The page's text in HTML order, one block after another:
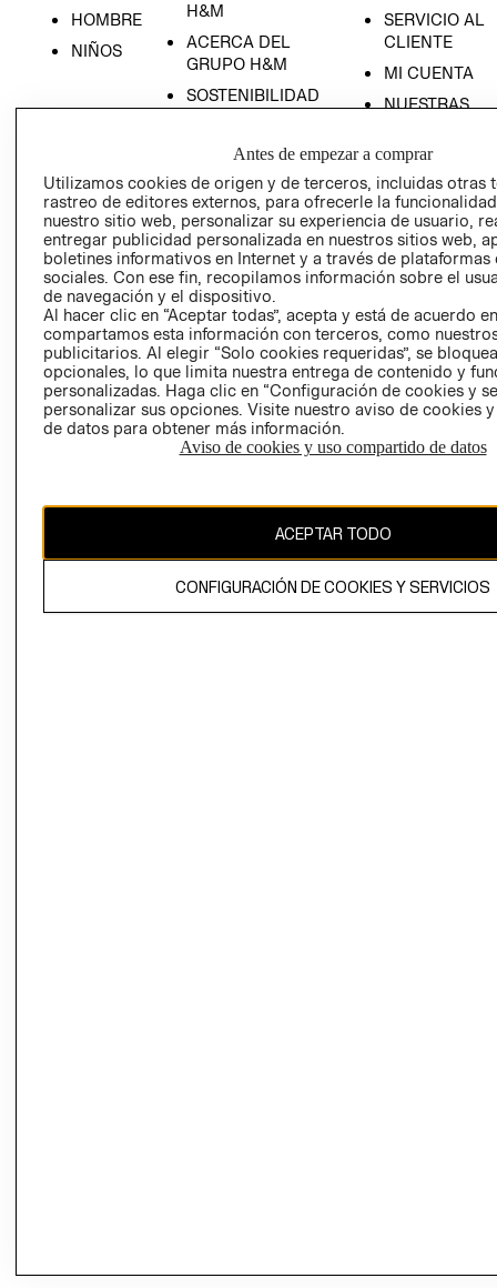
HOMBRE
NIÑOS
H&M
ACERCA DEL
GRUPO H&M
SOSTENIBILIDAD
RELACIÓN CON
INVERSONISTAS
POLÍTICA
EMPRESARIAL
SERVICIO AL
CLIENTE
MI CUENTA
NUESTRAS
TÉRMINOS Y
CONDICIONES
AVISO DE
PRIVACIDAD
GIFT CARD
COOKIES
LIBRO DE
CAMBIAR REGIÓN
Antes de empezar a comprar
Utilizamos cookies de origen y de terceros, incluidas otras
rastreo de editores externos, para ofrecerle la
nuestro sitio web, personalizar su experiencia de usuario,
entregar publicidad personalizada en nuestros sitios web,
boletines informativos en Internet y a través de plataformas
sociales. Con ese fin, recopilamos información sobre el
de navegación y el dispositivo.
Al hacer clic en “Aceptar todas”, acepta y está de acuerdo
compartamos esta información con terceros, como
publicitarios. Al elegir “Solo cookies requeridas”, se
opcionales, lo que limita nuestra entrega de contenido y
personalizadas. Haga clic en “Configuración de cookies y
personalizar sus opciones. Visite nuestro aviso de cookies
de datos para obtener más información.
Aviso de cookies y uso compartido de datos
ACEPTAR TODO
CONFIGURACIÓN DE COOKIES Y SERVICIOS